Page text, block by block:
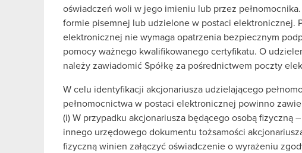
oświadczeń woli w jego imieniu lub przez
formie pisemnej lub udzielone w postaci elektronicznej.
elektronicznej nie wymaga opatrzenia bezpiecznym
pomocy ważnego kwalifikowanego certyfikatu. O
należy zawiadomić Spółkę za pośrednictwem poczty
W celu identyfikacji akcjonariusza udzielającego
pełnomocnictwa w postaci elektronicznej powinno
(i) W przypadku akcjonariusza będącego osobą fizyczną
innego urzędowego dokumentu tożsamości
fizyczną winien załączyć oświadczenie o wyrażeniu